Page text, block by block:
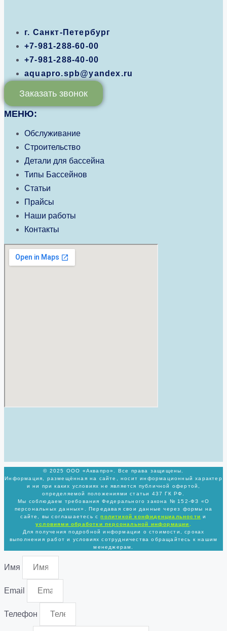
г. Санкт-Петербург
+7-981-288-60-00
+7-981-288-40-00
aquapro.spb@yandex.ru
Заказать звонок
МЕНЮ:
Обслуживание
Строительство
Детали для бассейна
Типы Бассейнов
Статьи
Прайсы
Наши работы
Контакты
© 2025 ООО «Аквапро». Все права защищены.
Информация, размещённая на сайте, носит информационный характер
и ни при каких условиях не является публичной офертой,
определяемой положениями статьи 437 ГК РФ.
Мы соблюдаем требования Федерального закона № 152-ФЗ «О
персональных данных». Передавая свои данные через формы на
сайте, вы соглашаетесь сполитикойконфиденциальности и
условиями обработки персональной информации
Для получения подробной информации о стоимости, сроках
выполнения работ и условиях сотрудничества обращайтесь к нашим
менеджерам.
Имя
Email
Телефон